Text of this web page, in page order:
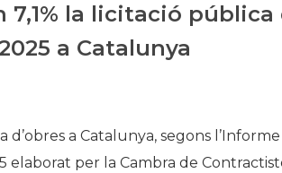
7,1% la licitació
a Catalunya
d’obres a Catalunya, segons
per la Cambra de